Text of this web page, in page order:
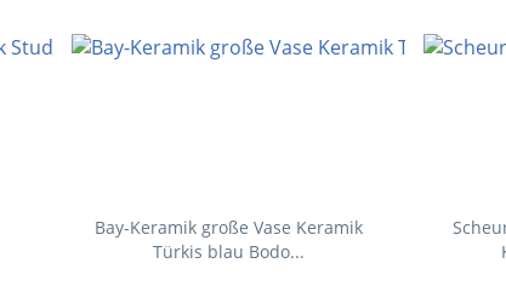
Bay-Keramik große Vase Keramik
Türkis blau Bodo...